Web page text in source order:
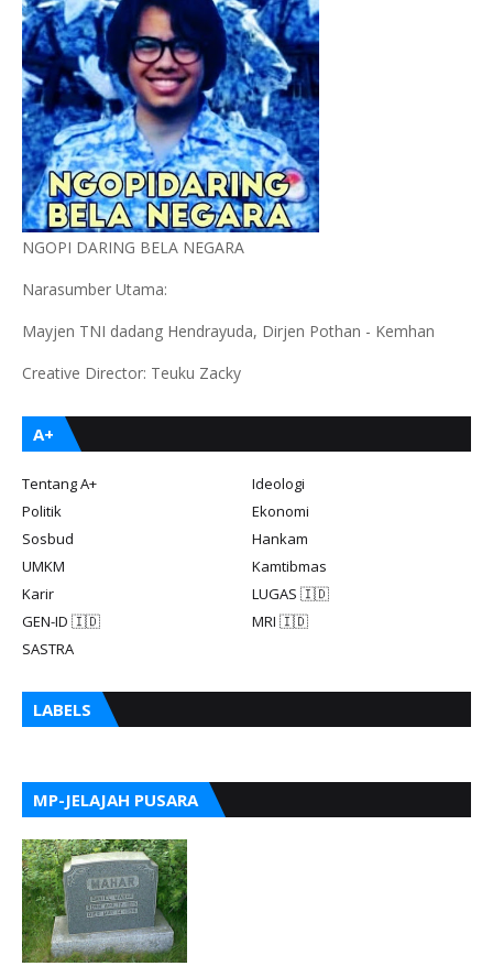
NGOPI DARING BELA NEGARA
Narasumber Utama:
Mayjen TNI dadang Hendrayuda, Dirjen Pothan - Kemhan
Creative Director: Teuku Zacky
A+
Tentang A+
Ideologi
Politik
Ekonomi
Sosbud
Hankam
UMKM
Kamtibmas
Karir
LUGAS 🇮🇩
GEN-ID 🇮🇩
MRI 🇮🇩
SASTRA
LABELS
MP-JELAJAH PUSARA